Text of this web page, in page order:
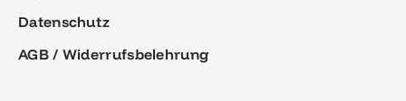
Datenschutz
AGB / Widerrufsbelehrung